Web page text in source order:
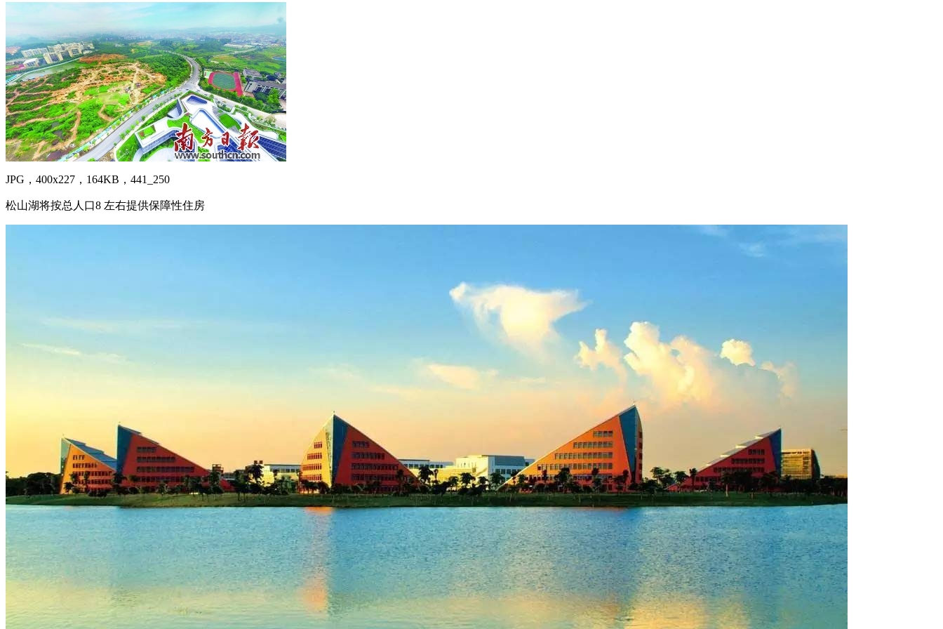
JPG，400x227，164KB，441_250
松山湖将按总人口8 左右提供保障性住房